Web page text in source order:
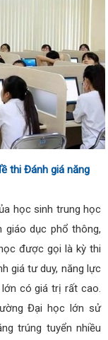
thi Đánh giá năng
học sinh trung học
giáo dục phổ thông,
được gọi là kỳ thi
giá tư duy, năng lực
có giá trị rất cao.
Đại học lớn sử
trúng tuyển nhiều